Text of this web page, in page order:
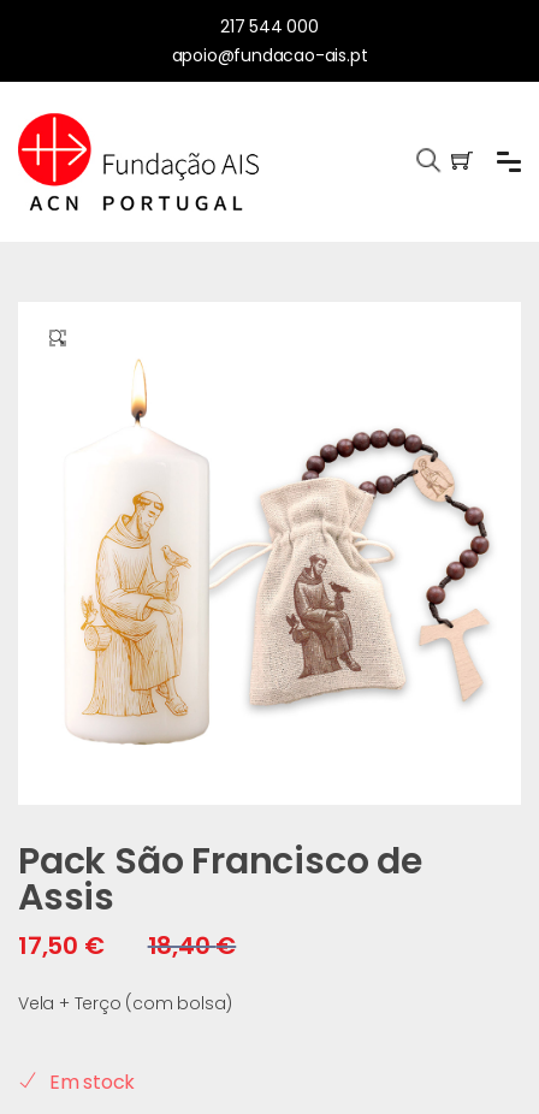
217 544 000
apoio@fundacao-ais.pt
🔍
Pack São Francisco de
Assis
18,40€
17,50 €
Vela + Terço (com bolsa)
Em stock